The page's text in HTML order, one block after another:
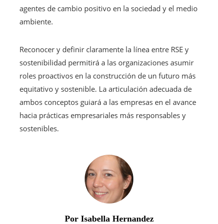
agentes de cambio positivo en la sociedad y el medio
ambiente.
Reconocer y definir claramente la línea entre RSE y
sostenibilidad permitirá a las organizaciones asumir
roles proactivos en la construcción de un futuro más
equitativo y sostenible. La articulación adecuada de
ambos conceptos guiará a las empresas en el avance
hacia prácticas empresariales más responsables y
sostenibles.
Por Isabella Hernandez